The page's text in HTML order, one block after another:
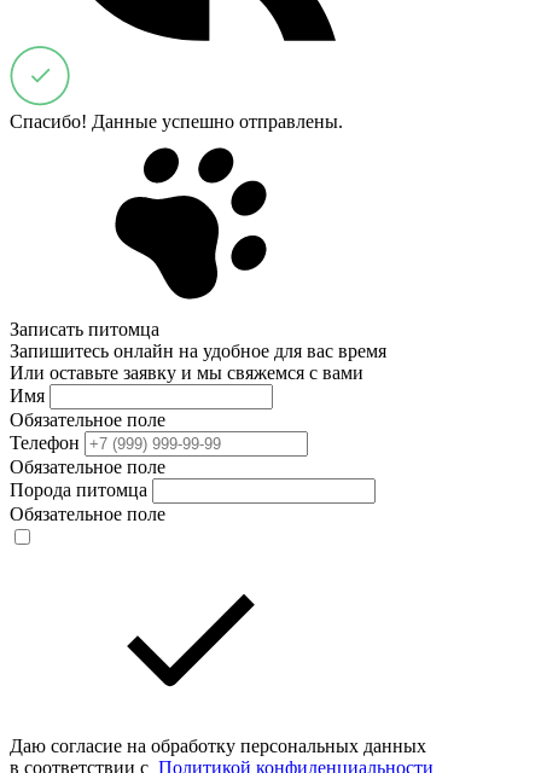
Спасибо! Данные успешно отправлены.
Записать питомца
Запишитесь онлайн на удобное для вас время
Или оставьте заявку и мы свяжемся с вами
Имя
Обязательное поле
Телефон
Обязательное поле
Порода питомца
Обязательное поле
Даю согласие на обработку персональных данных
в соответствии с Политикой конфиденциальности